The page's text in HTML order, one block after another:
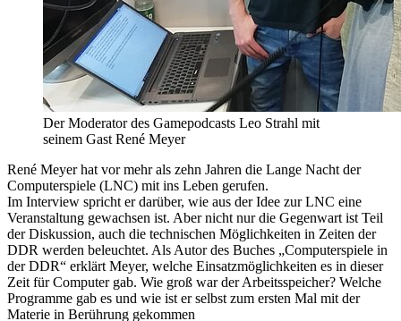
Der Moderator des Gamepodcasts Leo Strahl mit
seinem Gast René Meyer
René Meyer hat vor mehr als zehn Jahren die Lange Nacht der
Computerspiele (LNC) mit ins Leben gerufen.
Im Interview spricht er darüber, wie aus der Idee zur LNC eine
Veranstaltung gewachsen ist. Aber nicht nur die Gegenwart ist Teil
der Diskussion, auch die technischen Möglichkeiten in Zeiten der
DDR werden beleuchtet. Als Autor des Buches „Computerspiele in
der DDR“ erklärt Meyer, welche Einsatzmöglichkeiten es in dieser
Zeit für Computer gab. Wie groß war der Arbeitsspeicher? Welche
Programme gab es und wie ist er selbst zum ersten Mal mit der
Materie in Berührung gekommen